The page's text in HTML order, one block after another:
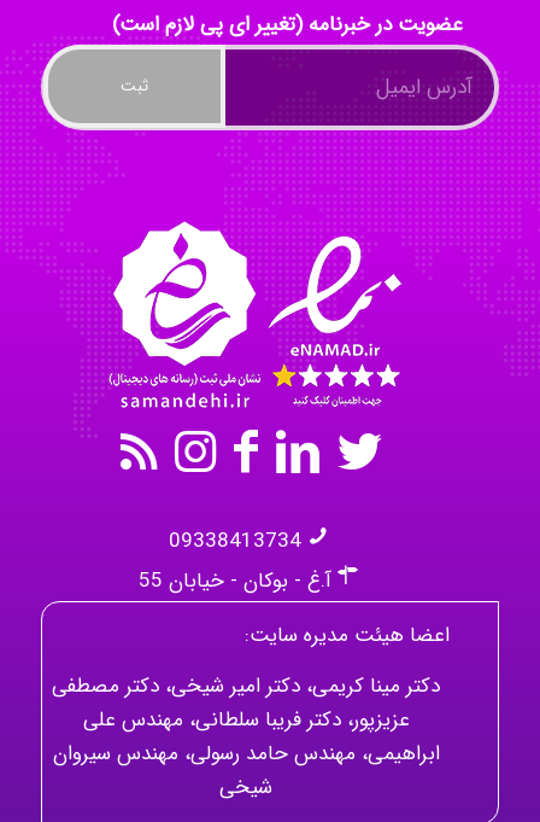
ayda habibnejad
Nazaninkarkon
Omid
عضویت در خبرنامه (تغییر ای پی لازم است)
09338413734
آ.غ - بوکان - خیابان 55
اعضا هیئت مدیره سایت:
دکتر مینا کریمی، دکتر امیر شیخی، دکتر مصطفی
عزیزپور، دکتر فریبا سلطانی، مهندس علی
ابراهیمی، مهندس حامد رسولی، مهندس سیروان
شیخی